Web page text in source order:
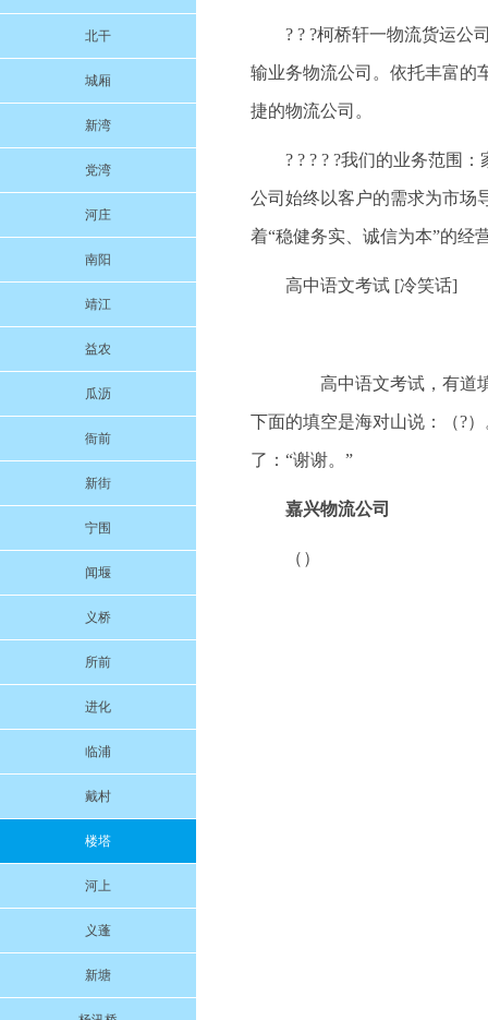
北干
城厢
新湾
党湾
河庄
南阳
靖江
益农
瓜沥
衙前
新街
宁围
闻堰
义桥
所前
进化
临浦
戴村
楼塔
河上
义蓬
新塘
? ? ?柯桥轩一物流货运公
输业务物流公司。依托丰富的
捷的物流公司。
? ? ? ? ?我们的业务范围
公司始终以客户的需求为市场
着“稳健务实、诚信为本”的经
高中语文考试 [冷笑话]
高中语文考试，有道填
下面的填空是海对山说：（?
了：“谢谢。”
嘉兴物流公司
（）